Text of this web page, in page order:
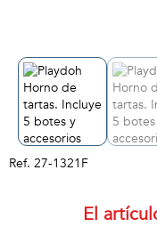
Ref. 27-1321F
El